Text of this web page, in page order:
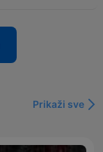
Prikaži sve